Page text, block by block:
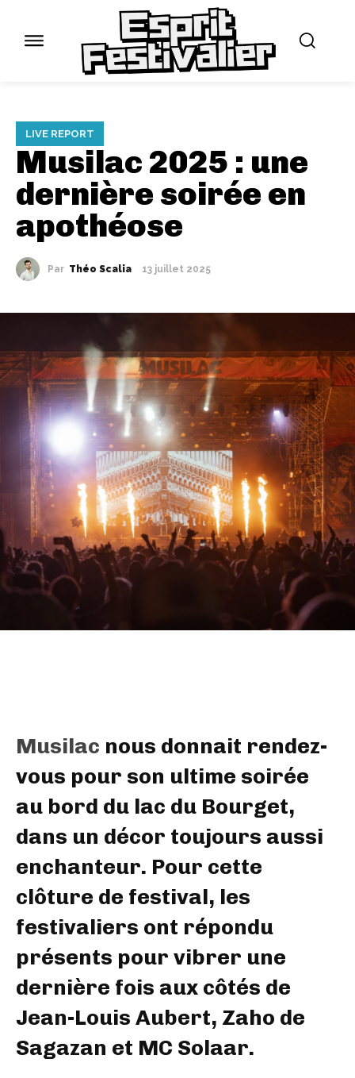
LIVE REPORT
Musilac 2025 : une
dernière soirée en
apothéose
Par Théo Scalia 13 juillet 2025
Musilac nous donnait rendez-
vous pour son ultime soirée
au bord du lac du Bourget,
dans un décor toujours aussi
enchanteur. Pour cette
clôture de festival, les
festivaliers ont répondu
présents pour vibrer une
dernière fois aux côtés de
Jean-Louis Aubert, Zaho de
Sagazan et MC Solaar.